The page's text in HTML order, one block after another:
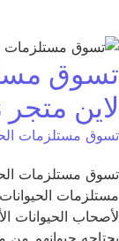
تسوق
لاين متجر saifpets
تسوق مستلزمات
لأصحاب الحيوانات